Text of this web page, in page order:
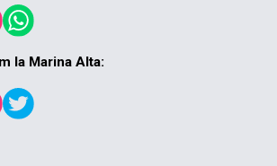
la Marina Alta: